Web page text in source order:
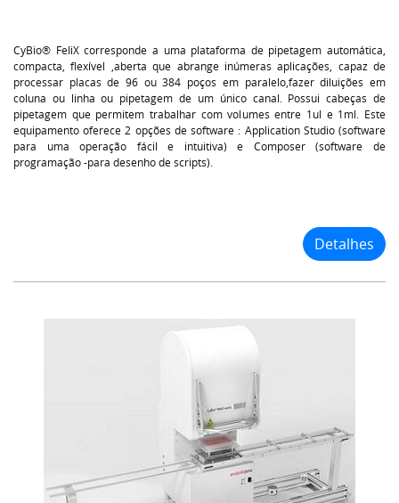
CyBio® FeliX corresponde a uma plataforma de pipetagem automática,
compacta, flexível ,aberta que abrange inúmeras aplicações, capaz de
processar placas de 96 ou 384 poços em paralelo,fazer diluições em
coluna ou linha ou pipetagem de um único canal. Possui cabeças de
pipetagem que permitem trabalhar com volumes entre 1ul e 1ml. Este
equipamento oferece 2 opções de software : Application Studio (software
para uma operação fácil e intuitiva) e Composer (software de
programação -para desenho de scripts).
Detalhes